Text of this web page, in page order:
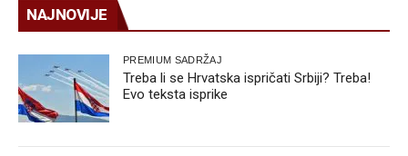
NAJNOVIJE
PREMIUM SADRŽAJ
Treba li se Hrvatska ispričati Srbiji? Treba!
Evo teksta isprike